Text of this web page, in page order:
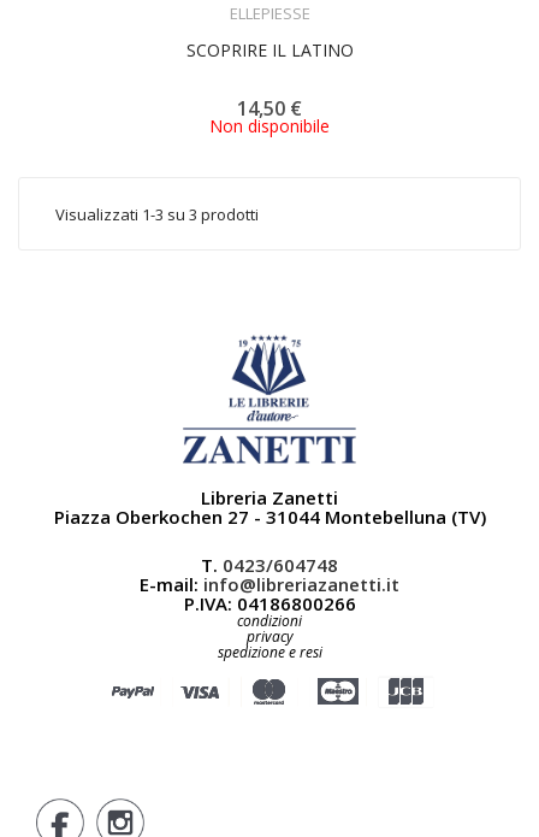
ELLEPIESSE
SCOPRIRE IL LATINO
14,50 €
Non disponibile
Visualizzati 1-3 su 3 prodotti
Libreria Zanetti
Piazza Oberkochen 27 - 31044 Montebelluna (TV)
T. 0423/604748
E-mail: info@libreriazanetti.it
P.IVA: 04186800266
condizioni
privacy
spedizione e resi